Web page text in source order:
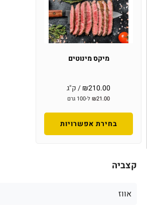
קצביה
אווז
מיקס מינוטים
₪210.00 / ק"ג
₪21.00 ל-100 גרם
בחירת אפשרויות